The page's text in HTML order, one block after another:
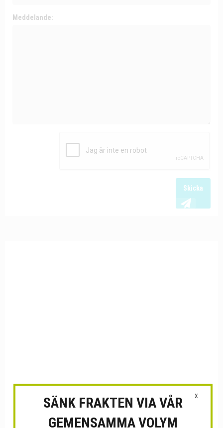
Meddelande:
Skicka
X
SÄNK FRAKTEN VIA VÅR
GEMENSAMMA VOLYM